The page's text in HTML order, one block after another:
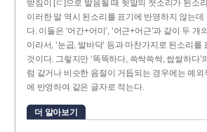
받침이 [ㄷ]으로 발음될 때 뒷말의 첫소리가 된소
이러한 말 역시 된소리를 표기에 반영하지 않는데
다. 이들은 ‘어간+어미’, ‘어근+어근’과 같이 두
이라서, ‘눈곱, 발바닥’ 등과 마찬가지로 된소리를
것이다. 그렇지만 ‘똑똑하다, 쓱싹쓱싹, 쌉쌀하다’
럼 같거나 비슷한 음절이 거듭되는 경우에는 예외
에 반영하여 같은 글자로 적는다.
더 알아보기